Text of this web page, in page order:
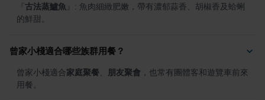
古法蒸鱸魚
: 魚肉細緻肥嫩，帶有濃郁蒜香、胡椒香及蛤蜊
的鮮甜。
曾家小棧適合哪些族群用餐？
曾家小棧適合家庭聚餐 朋友聚會 ，也常有團體客和遊覽車前來
用餐。